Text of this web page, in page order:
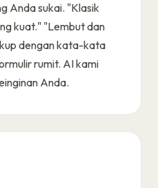
Anda sukai. "Klasik
kuat." "Lembut dan
dengan kata-kata
rumit. AI kami
Anda.